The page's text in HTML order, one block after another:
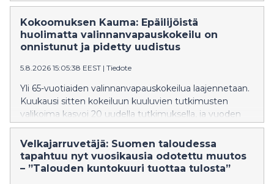
Kokoomuksen Kauma: Epäilijöistä
huolimatta valinnanvapauskokeilu on
onnistunut ja pidetty uudistus
5.8.2026 15:05:38 EEST | Tiedote
Yli 65-vuotiaiden valinnanvapauskokeilua laajennetaan.
Kuukausi sitten kokeiluun kuuluvien tutkimusten
valikoima kasvoi 20 uudella tutkimuksella, ja vuoden
2027 alusta kokeiluun on tulossa lisää parannuksia.
Tavoitteena on nopeuttaa hoitoon pääsyä, parantaa
hoidon jatkuvuutta ja vastata entistä paremmin
ikääntyneiden tarpeisiin. Valinnanvapauskokeilu on
Velkajarruvetäjä: Suomen taloudessa
tapahtuu nyt vuosikausia odotettu muutos
– ”Talouden kuntokuuri tuottaa tulosta”